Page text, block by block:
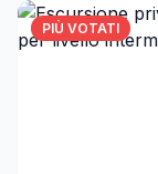
PIÙ VOTATI